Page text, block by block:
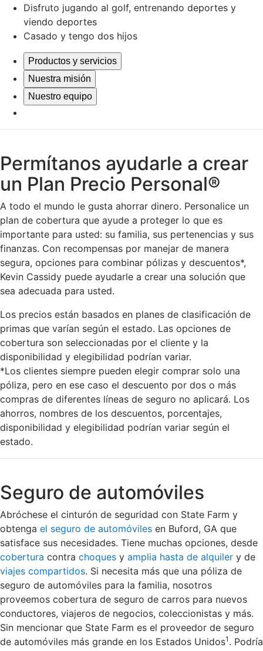
Disfruto jugando al golf, entrenando deportes y
viendo deportes
Casado y tengo dos hijos
Productos y servicios
Nuestra misión
Nuestro equipo
Permítanos ayudarle a crear
un Plan Precio Personal®
A todo el mundo le gusta ahorrar dinero. Personalice un
plan de cobertura que ayude a proteger lo que es
importante para usted: su familia, sus pertenencias y sus
finanzas. Con recompensas por manejar de manera
segura, opciones para combinar pólizas y descuentos*,
Kevin Cassidy puede ayudarle a crear una solución que
sea adecuada para usted.
Los precios están basados en planes de clasificación de
primas que varían según el estado. Las opciones de
cobertura son seleccionadas por el cliente y la
disponibilidad y elegibilidad podrían variar.
*Los clientes siempre pueden elegir comprar solo una
póliza, pero en ese caso el descuento por dos o más
compras de diferentes líneas de seguro no aplicará. Los
ahorros, nombres de los descuentos, porcentajes,
disponibilidad y elegibilidad podrían variar según el
estado.
Seguro de automóviles
Abróchese el cinturón de seguridad con State Farm y
obtenga el seguro de automóviles en Buford, GA que
satisface sus necesidades. Tiene muchas opciones, desde
cobertura contra choques y amplia hasta de alquiler y de
viajes compartidos. Si necesita más que una póliza de
seguro de automóviles para la familia, nosotros
proveemos cobertura de seguro de carros para nuevos
conductores, viajeros de negocios, coleccionistas y más.
Sin mencionar que State Farm es el proveedor de seguro
de automóviles más grande en los Estados Unidos1 . Podría